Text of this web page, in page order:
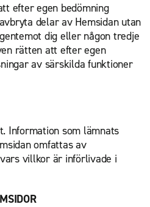
efter egen bedömning
delar av Hemsidan utan
dig eller någon tredje
rätten att efter egen
av särskilda funktioner
Information som lämnats
omfattas av
villkor är införlivade i